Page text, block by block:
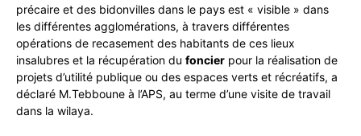
précaire et des bidonvilles dans le pays est « visible » dans
les différentes agglomérations, à travers différentes
opérations de recasement des habitants de ces lieux
insalubres et la récupération du foncier pour la réalisation de
projets d’utilité publique ou des espaces verts et récréatifs, a
déclaré M.Tebboune à l’APS, au terme d’une visite de travail
dans la wilaya.